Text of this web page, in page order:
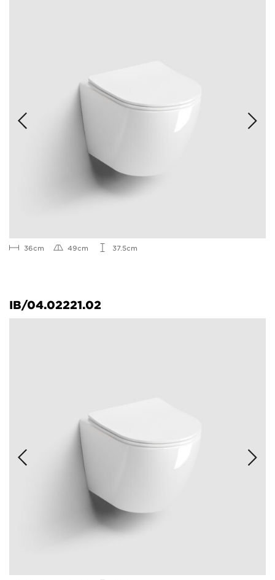
36cm 49cm 37.5cm
IB/04.02221.02